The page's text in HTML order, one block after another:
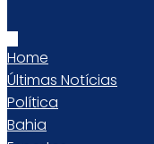
Home
Últimas Notícias
Política
Bahia